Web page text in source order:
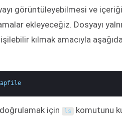
görüntüleyebilmesi ve
ekleyeceğiz. Dosyayı
kılmak amacıyla
için ls komutunu